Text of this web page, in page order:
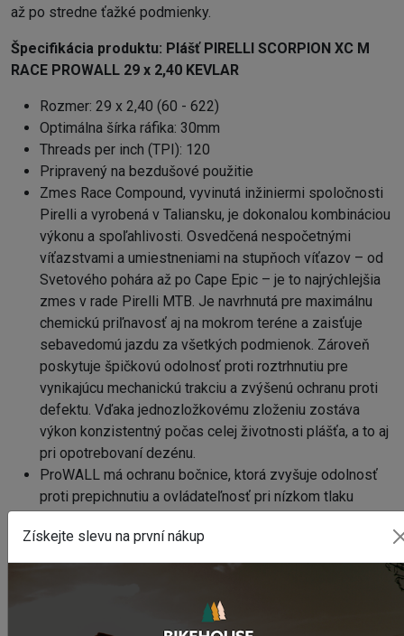
až po stredne ťažké podmienky.
Špecifikácia produktu: Plášť PIRELLI SCORPION XC M
RACE PROWALL 29 x 2,40 KEVLAR
Rozmer: 29 x 2,40 (60 - 622)
Optimálna šírka ráfika: 30mm
Threads per inch (TPI): 120
Pripravený na bezdušové použitie
Zmes Race Compound, vyvinutá inžiniermi spoločnosti
Pirelli a vyrobená v Taliansku, je dokonalou kombináciou
výkonu a spoľahlivosti. Osvedčená nespočetnými
víťazstvami a umiestneniami na stupňoch víťazov – od
Svetového pohára až po Cape Epic – je to najrýchlejšia
zmes v rade Pirelli MTB. Je navrhnutá pre maximálnu
chemickú priľnavosť aj na mokrom teréne a zaisťuje
sebavedomú jazdu za všetkých podmienok. Zároveň
poskytuje špičkovú odolnosť proti roztrhnutiu pre
vynikajúcu mechanickú trakciu a zvýšenú ochranu proti
defektu. Vďaka jednozložkovému zloženiu zostáva
výkon konzistentný počas celej životnosti plášťa, a to aj
pri opotrebovaní dezénu.
ProWALL má ochranu bočnice, ktorá zvyšuje odolnosť
proti prepichnutiu a ovládateľnosť pri nízkom tlaku
nylonu, ktorá zvyšuje odolnosť proti prepichnutiu a
prerezaniu a zároveň stabilizuje plášť pri nízkom tlaku
solídnou voľbou pre preteky XC, trailové jazdenie a
enduro v kombinácii s rôznymi konštrukciami kostry,
Získejte slevu na první nákup